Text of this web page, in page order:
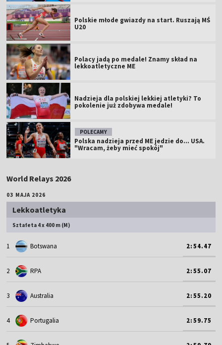
Polskie młode gwiazdy na start. Ruszają MŚ
U20
Polacy jadą po medale! Znamy skład na
lekkoatletyczne ME
Nadzieja dla polskiej lekkiej atletyki? To
pokolenie już zdobywa medale!
POLECAMY
Polska nadzieja przed ME jedzie do... USA.
"Wracam, żeby mieć spokój"
World Relays 2026
03 MAJA 2026
Lekkoatletyka
Sztafeta 4 x 400 m (M)
1 Botswana 2:54.47
2 RPA 2:55.07
3 Australia 2:55.20
4 Portugalia 2:59.75